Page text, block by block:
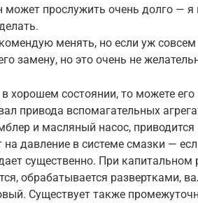
может прослужить очень долго — я
менять, но если уж
замену, но это очень не
хорошем состоянии, то можете его
привода вспомагательных
и масляный насос,
на давление в системе смазки —
существенно. При капитальном
обрабатывается развертками,
Существует также